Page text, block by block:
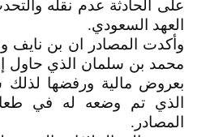
على الحادثة عدم نقله
العهد السعودي.
وأكدت المصادر ان بن نايف
محمد بن سلمان الذي حاول
بعروض مالية ورفضها لذلك
الذي تم وضعه له في
المصادر.